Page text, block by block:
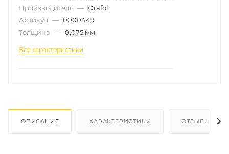
Производитель — Orafol
Артикул — 0000449
Толщина — 0,075 мм
Все характеристики
ОПИСАНИЕ ХАРАКТЕРИСТИКИ ОТЗЫВЫ